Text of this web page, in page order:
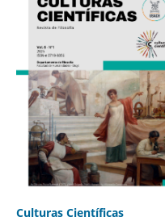
Culturas Científicas